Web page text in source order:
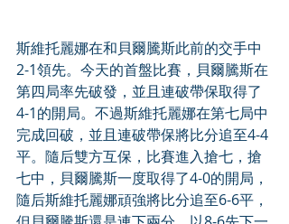
斯維托麗娜在和貝爾騰斯此前的交手中
2-1領先。今天的首盤比賽，貝爾騰斯在
第四局率先破發，並且連破帶保取得了
4-1的開局。不過斯維托麗娜在第七局中
完成回破，並且連破帶保將比分追至4-4
平。隨后雙方互保，比賽進入搶七，搶
七中，貝爾騰斯一度取得了4-0的開局，
隨后斯維托麗娜頑強將比分追至6-6平，